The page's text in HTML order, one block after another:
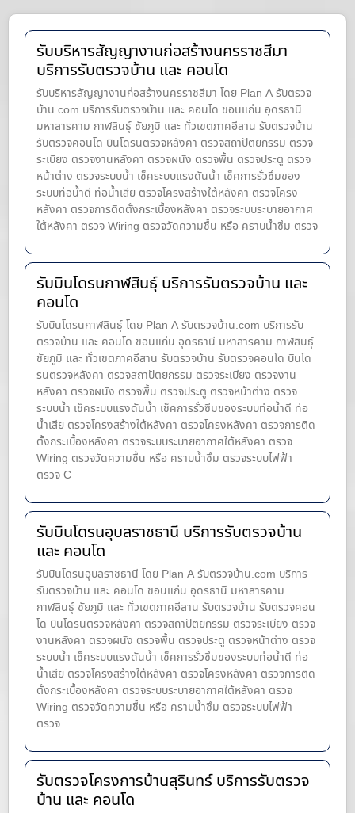
รับบริหารสัญญางานก่อสร้างนครราชสีมา
บริการรับตรวจบ้าน และ คอนโด
รับบริหารสัญญางานก่อสร้างนครราชสีมา โดย Plan A รับตรวจ
บ้าน.com บริการรับตรวจบ้าน และ คอนโด ขอนแก่น อุดรธานี
มหาสารคาม กาฬสินธุ์ ชัยภูมิ และ ทั่วเขตภาคอีสาน รับตรวจบ้าน
รับตรวจคอนโด บินโดรนตรวจหลังคา ตรวจสถาปัตยกรรม ตรวจ
ระเบียง ตรวจงานหลังคา ตรวจผนัง ตรวจพื้น ตรวจประตู ตรวจ
หน้าต่าง​ ตรวจระบบน้ำ เช็คระบบแรงดันน้ำ เช็คการรั่วซึมของ
ระบบท่อน้ำ​ดี ท่อน้ำ​เสีย ตรวจโครงสร้างใต้หลังคา ตรวจโครง
หลังคา ตรวจการติดตั้งกระเบื้องหลังคา ตรวจระบบระบายอากาศ
ใต้หลังคา ตรวจ Wiring ตรวจวัดความชื้น หรือ คราบน้ำซึม ตรวจ
รับบินโดรนกาฬสินธุ์ บริการรับตรวจบ้าน และ
คอนโด
รับบินโดรนกาฬสินธุ์ โดย Plan A รับตรวจบ้าน.com บริการรับ
ตรวจบ้าน และ คอนโด ขอนแก่น อุดรธานี มหาสารคาม กาฬสินธุ์
ชัยภูมิ และ ทั่วเขตภาคอีสาน รับตรวจบ้าน รับตรวจคอนโด บินโด
รนตรวจหลังคา ตรวจสถาปัตยกรรม ตรวจระเบียง ตรวจงาน
หลังคา ตรวจผนัง ตรวจพื้น ตรวจประตู ตรวจหน้าต่าง​ ตรวจ
ระบบน้ำ เช็คระบบแรงดันน้ำ เช็คการรั่วซึมของระบบท่อน้ำ​ดี ท่อ
น้ำ​เสีย ตรวจโครงสร้างใต้หลังคา ตรวจโครงหลังคา ตรวจการติด
ตั้งกระเบื้องหลังคา ตรวจระบบระบายอากาศใต้หลังคา ตรวจ
Wiring ตรวจวัดความชื้น หรือ คราบน้ำซึม ตรวจระบบไฟฟ้า
ตรวจ C
รับบินโดรนอุบลราชธานี บริการรับตรวจบ้าน
และ คอนโด
รับบินโดรนอุบลราชธานี โดย Plan A รับตรวจบ้าน.com บริการ
รับตรวจบ้าน และ คอนโด ขอนแก่น อุดรธานี มหาสารคาม
กาฬสินธุ์ ชัยภูมิ และ ทั่วเขตภาคอีสาน รับตรวจบ้าน รับตรวจคอน
โด บินโดรนตรวจหลังคา ตรวจสถาปัตยกรรม ตรวจระเบียง ตรวจ
งานหลังคา ตรวจผนัง ตรวจพื้น ตรวจประตู ตรวจหน้าต่าง​ ตรวจ
ระบบน้ำ เช็คระบบแรงดันน้ำ เช็คการรั่วซึมของระบบท่อน้ำ​ดี ท่อ
น้ำ​เสีย ตรวจโครงสร้างใต้หลังคา ตรวจโครงหลังคา ตรวจการติด
ตั้งกระเบื้องหลังคา ตรวจระบบระบายอากาศใต้หลังคา ตรวจ
Wiring ตรวจวัดความชื้น หรือ คราบน้ำซึม ตรวจระบบไฟฟ้า
ตรวจ
รับตรวจโครงการบ้านสุรินทร์ บริการรับตรวจ
บ้าน และ คอนโด